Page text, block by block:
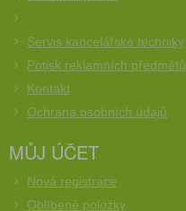
Servis kancelářské techniky
Potisk reklamních předmětů
Kontakt
Ochrana osobních údajů
MŮJ ÚČET
Nová registrace
Oblíbené položky